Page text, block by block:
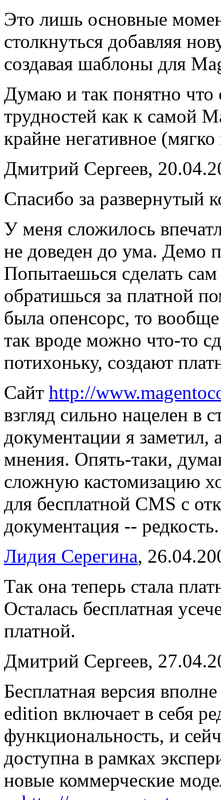
Это лишь основные
столкнуться добавляя
создавая шаблоны для
Думаю и так понятно что
трудностей как к самой
крайне негативное (мягко
Дмитрий Сергеев,
Спасибо за развернутый
У меня сложилось
не доведен до ума. Демо
Попытаешься сделать
обратишься за платной
была опенсорс, то
так вроде можно что-то
потихоньку, создают
Сайт http://
взгляд сильно нацелен в
документации я
мнения. Опять-таки,
сложную кастомизацию
для бесплатной CMS с
документация -- редкость.
Лидия Серегина,
Так она теперь стала
Осталась бесплатная
платной.
Дмитрий Сергеев,
Бесплатная версия
edition включает в себя
функциональность, и
доступна в рамках
новые коммерческие